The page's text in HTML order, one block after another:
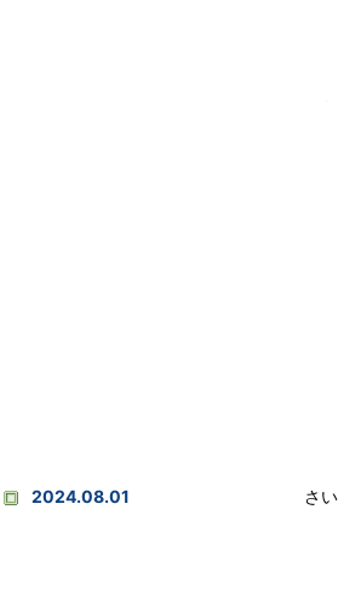
2024.08.01 さ